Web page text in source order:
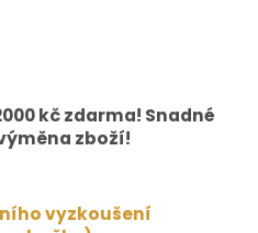
kč zdarma! Snadné
zboží!
vyzkoušení